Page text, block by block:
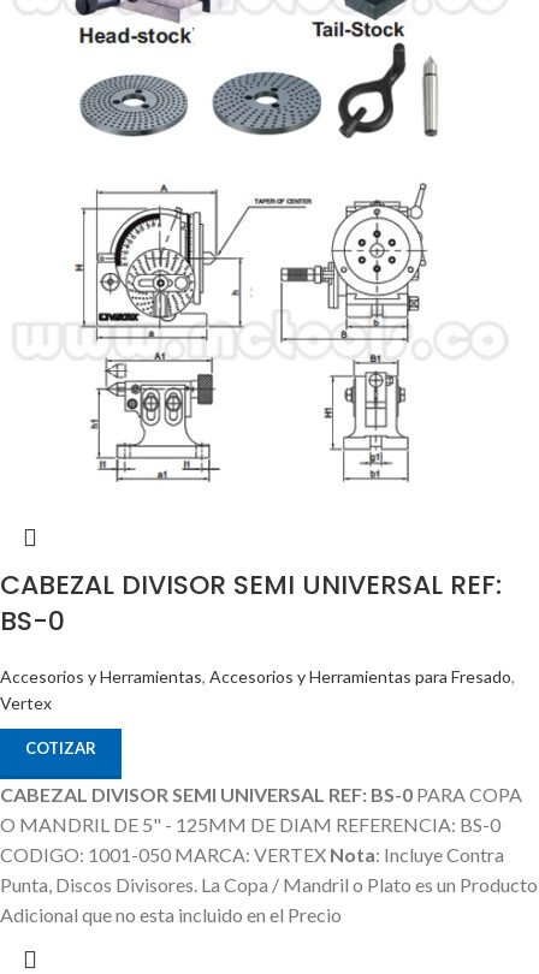
CABEZAL DIVISOR SEMI UNIVERSAL REF:
BS-0
Accesorios y Herramientas, Accesorios y Herramientas para Fresado,
Vertex
COTIZAR
CABEZAL DIVISOR SEMI UNIVERSAL REF: BS-0 PARA COPA
O MANDRIL DE 5" - 125MM DE DIAM REFERENCIA: BS-0
CODIGO: 1001-050 MARCA: VERTEX Nota: Incluye Contra
Punta, Discos Divisores. La Copa / Mandril o Plato es un Producto
Adicional que no esta incluido en el Precio